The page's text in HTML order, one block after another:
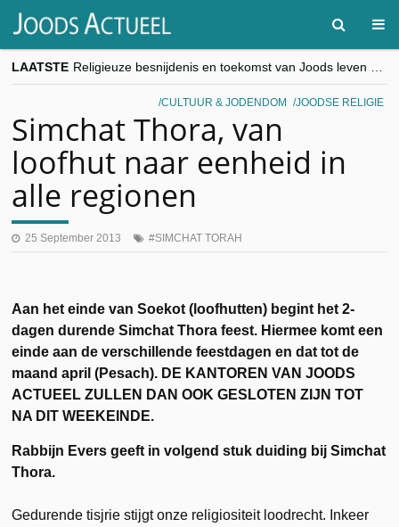
LAATSTE
“Besnijdenisdebat toont hoe moeilijk seculiere Westen minderheden begrijpt”, Jinnih Beels (Vooruit)
CITYTRIP | ROEMENIË – Boekarest: de verrassing van Oost-Europa
CULTUUR & JODENDOM JOODSE RELIGIE
Simchat Thora, van
loofhut naar eenheid in
alle regionen
25 September 2013 SIMCHAT TORAH
Aan het einde van Soekot (loofhutten) begint het 2-
dagen durende Simchat Thora feest. Hiermee komt een
einde aan de verschillende feestdagen en dat tot de
maand april (Pesach). DE KANTOREN VAN JOODS
ACTUEEL ZULLEN DAN OOK GESLOTEN ZIJN TOT
NA DIT WEEKEINDE.
Rabbijn Evers geeft in volgend stuk duiding bij Simchat
Thora.
Gedurende tisjrie stijgt onze religiositeit loodrecht. Inkeer